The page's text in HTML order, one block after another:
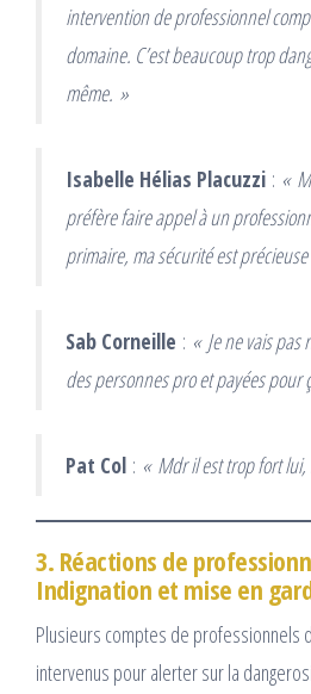
intervention de professionnel
domaine. C’est beaucoup trop
même. »
Isabelle Hélias Placuzzi : «
préfère faire appel à un
primaire, ma sécurité est
Sab Corneille : « Je ne vais
des personnes pro et payées pour
Pat Col : « Mdr il est trop fort
3. Réactions de
Indignation et mise en
Plusieurs comptes de professionnels
intervenus pour alerter sur la